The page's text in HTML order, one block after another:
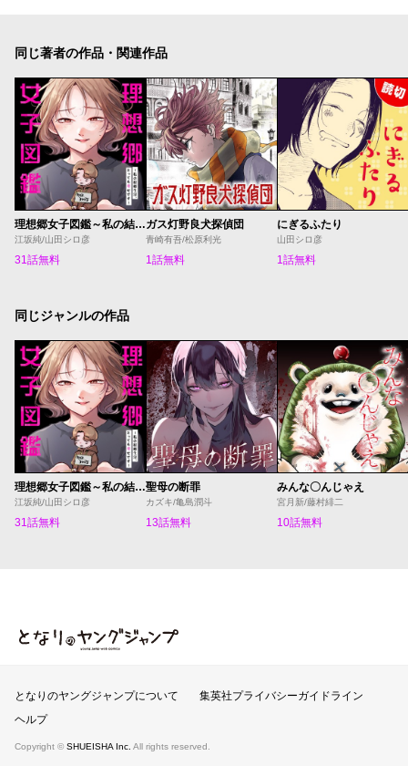
同じ著者の作品・関連作品
理想郷女子図鑑～私の結婚生活、とっても幸せです～
江坂純/山田シロ彦
31話無料
ガス灯野良犬探偵団
青崎有吾/松原利光
1話無料
にぎるふたり
山田シロ彦
1話無料
同じジャンルの作品
理想郷女子図鑑～私の結婚生活、とっても幸せです～
江坂純/山田シロ彦
31話無料
聖母の断罪
カズキ/亀島潤斗
13話無料
みんな〇んじゃえ
宮月新/藤村緋二
10話無料
となりのヤングジャンプ
となりのヤングジャンプについて
集英社プライバシーガイドライン
ヘルプ
Copyright © SHUEISHA Inc. All rights reserved.